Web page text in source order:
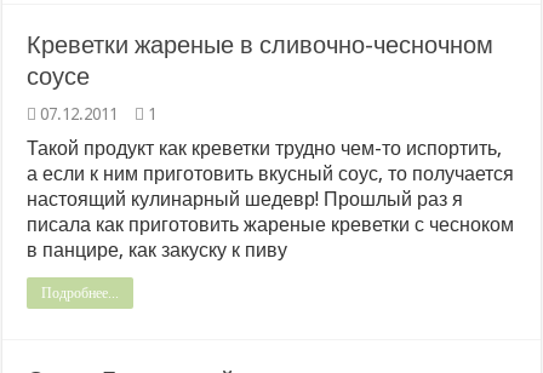
Креветки жареные в сливочно-чесночном
соусе
07.12.2011 1
Такой продукт как креветки трудно чем-то испортить,
а если к ним приготовить вкусный соус, то получается
настоящий кулинарный шедевр! Прошлый раз я
писала как приготовить жареные креветки с чесноком
в панцире, как закуску к пиву
Подробнее...